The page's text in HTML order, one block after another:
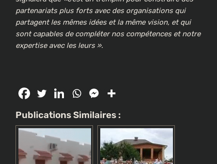
partenariats plus forts avec des organisations qui
partagent les mêmes idées et la même vision, et qui
sont capables de compléter nos compétences et notre
expertise avec les leurs ».
Publications Similaires :